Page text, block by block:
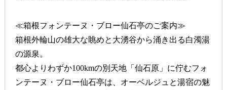
≪箱根フォンテーヌ・ブロー仙石亭のご案内≫
箱根外輪山の雄大な眺めと大湧谷から涌き出る白濁湯
の源泉。
都心よりわずか100kmの別天地「仙石原」に佇むフォ
ンテーヌ・ブロー仙石亭は、オーベルジュと湯宿の魅